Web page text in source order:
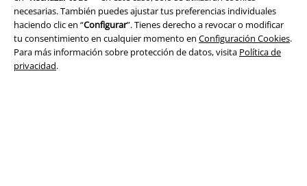
necesarias. También puedes ajustar tus preferencias individuales
haciendo clic en “Configurar”. Tienes derecho a revocar o modificar
tu consentimiento en cualquier momento en Configuración Cookies.
Para más información sobre protección de datos, visita Política de
privacidad.
Declaración de Conformidad
Información sobre accesibilidad